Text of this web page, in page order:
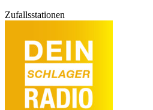
Zufallsstationen